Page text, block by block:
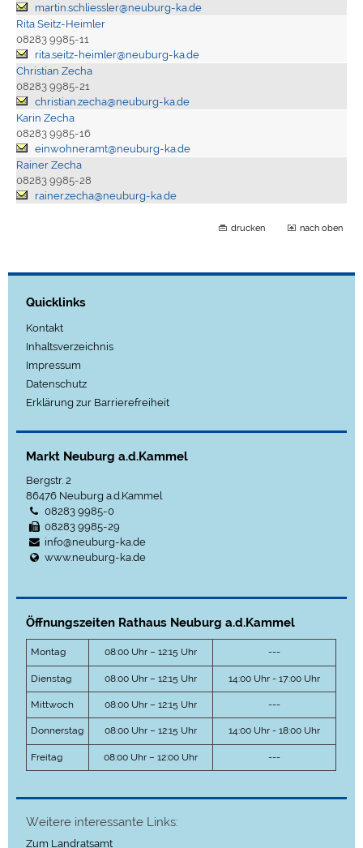
martin.schliessler@neuburg-ka.de
Rita Seitz-Heimler
08283 9985-11
rita.seitz-heimler@neuburg-ka.de
Christian Zecha
08283 9985-21
christian.zecha@neuburg-ka.de
Karin Zecha
08283 9985-16
einwohneramt@neuburg-ka.de
Rainer Zecha
08283 9985-28
rainer.zecha@neuburg-ka.de
drucken nach oben
Quicklinks
Kontakt
Inhaltsverzeichnis
Impressum
Datenschutz
Erklärung zur Barrierefreiheit
Markt Neuburg a.d.Kammel
Bergstr. 2
86476 Neuburg a.d.Kammel
08283 9985-0
08283 9985-29
info@neuburg-ka.de
www.neuburg-ka.de
Öffnungszeiten Rathaus Neuburg a.d.Kammel
Montag 08:00 Uhr – 12:15 Uhr ---
Dienstag 08:00 Uhr – 12:15 Uhr 14:00 Uhr - 17:00 Uhr
Mittwoch 08:00 Uhr – 12:15 Uhr ---
Donnerstag 08:00 Uhr – 12:15 Uhr 14:00 Uhr - 18:00 Uhr
Freitag 08:00 Uhr – 12:00 Uhr ---
Weitere interessante Links:
Zum Landratsamt